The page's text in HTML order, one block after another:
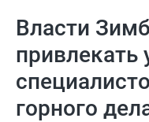
Власти
привлекать
горного